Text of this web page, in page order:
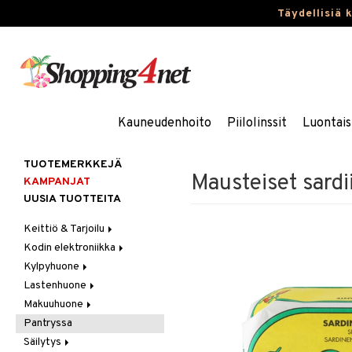
Täydellisiä
Kauneudenhoito Piilolinssit
Mausteiset
TUOTEMERKKEJÄ
KAMPANJAT
UUSIA TUOTTEITA
Keittiö & Tarjoilu
Aterimet
Kannut & Karahvit
Keittiösäilytys
Keittiötekstiilit
Keittiövälineet
Kodinkoneet
Kodin elektroniikka
Ääni
Kylpyhuone
Kylpyhuoneen sisustus
Kylpyhuoneen tarvikkeita
Kylpyhuoneen tekstiilit
Lastenhuone
Kylpyhuoneen koristelu
Lasten huonekalut
Lasten lamput
Makuuhuone
Huovat & Saalit
Koristetyynyt
Pantryssa
Säilytys